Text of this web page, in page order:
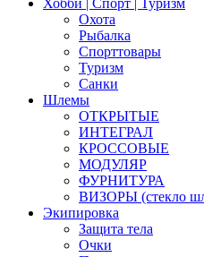
Хобби | Cпорт | Туризм
Охота
Рыбалка
Спорттовары
Туризм
Санки
Шлемы
ОТКРЫТЫЕ
ИНТЕГРАЛ
КРОССОВЫЕ
МОДУЛЯР
ФУРНИТУРА
ВИЗОРЫ (стекло
Экипировка
Защита тела
Очки